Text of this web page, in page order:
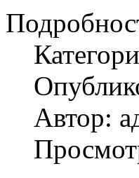
Автор: